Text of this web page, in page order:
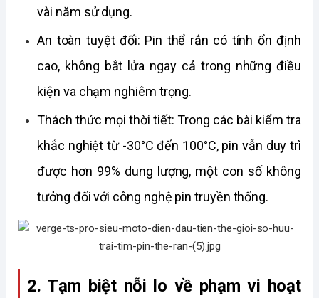
vài năm sử dụng.
An toàn tuyệt đối: Pin thể rắn có tính ổn định
cao, không bắt lửa ngay cả trong những điều
kiện va chạm nghiêm trọng.
Thách thức mọi thời tiết: Trong các bài kiểm tra
khắc nghiệt từ -30°C đến 100°C, pin vẫn duy trì
được hơn 99% dung lượng, một con số không
tưởng đối với công nghệ pin truyền thống.
2. Tạm biệt nỗi lo về phạm vi hoạt